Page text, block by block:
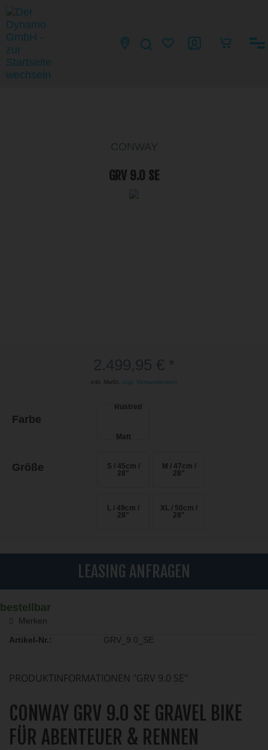
CONWAY
GRV 9.0 SE
inkl. MwSt. zzgl. Versandkosten
Farbe
Größe
S / 45cm /
28"
M / 47cm /
28"
L / 49cm /
28"
XL / 50cm /
28"
LEASING ANFRAGEN
bestellbar
Merken
Artikel-Nr.:
GRV_9.0_SE
PRODUKTINFORMATIONEN "GRV 9.0 SE"
CONWAY GRV 9.0 SE GRAVEL BIKE
FÜR ABENTEUER & RENNEN